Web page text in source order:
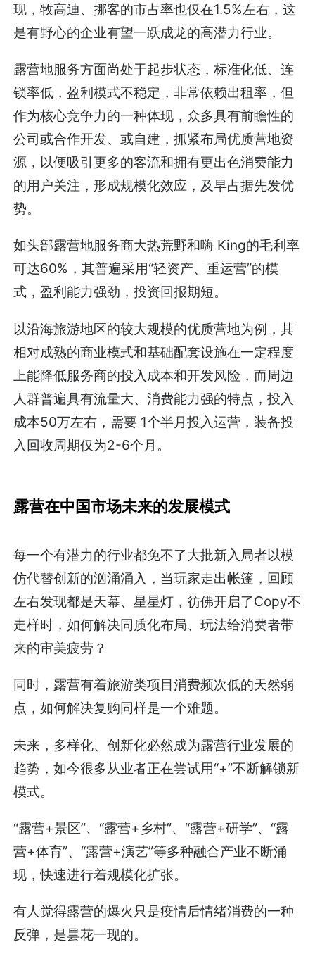
现，牧高迪、挪客的市占率也仅在1.5%左右，这
是有野心的企业有望一跃成龙的高潜力行业。
露营地服务方面尚处于起步状态，标准化低、连
锁率低，盈利模式不稳定，非常依赖出租率，但
作为核心竞争力的一种体现，众多具有前瞻性的
公司或合作开发、或自建，抓紧布局优质营地资
源，以便吸引更多的客流和拥有更出色消费能力
的用户关注，形成规模化效应，及早占据先发优
势。
如头部露营地服务商大热荒野和嗨 King的毛利率
可达60%，其普遍采用“轻资产、重运营”的模
式，盈利能力强劲，投资回报期短。
以沿海旅游地区的较大规模的优质营地为例，其
相对成熟的商业模式和基础配套设施在一定程度
上能降低服务商的投入成本和开发风险，而周边
人群普遍具有流量大、消费能力强的特点，投入
成本50万左右，需要 1个半月投入运营，装备投
入回收周期仅为2-6个月。
露营在中国市场未来的发展模式
每一个有潜力的行业都免不了大批新入局者以模
仿代替创新的汹涌涌入，当玩家走出帐篷，回顾
左右发现都是天幕、星星灯，彷佛开启了Copy不
走样时，如何解决同质化布局、玩法给消费者带
来的审美疲劳？
同时，露营有着旅游类项目消费频次低的天然弱
点，如何解决复购同样是一个难题。
未来，多样化、创新化必然成为露营行业发展的
趋势，如今很多从业者正在尝试用“+”不断解锁新
模式。
“露营+景区”、“露营+乡村”、“露营+研学”、“露
营+体育”、“露营+演艺”等多种融合产业不断涌
现，快速进行着规模化扩张。
有人觉得露营的爆火只是疫情后情绪消费的一种
反弹，是昙花一现的。